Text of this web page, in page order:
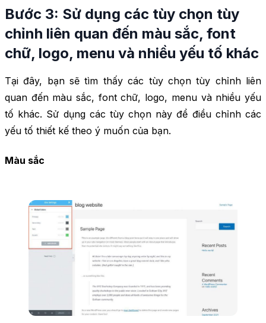
Bước 3: Sử dụng các tùy chọn tùy
chỉnh liên quan đến màu sắc, font
chữ, logo, menu và nhiều yếu tố khác
Tại đây, bạn sẽ tìm thấy các tùy chọn tùy chỉnh liên
quan đến màu sắc, font chữ, logo, menu và nhiều yếu
tố khác. Sử dụng các tùy chọn này để điều chỉnh các
yếu tố thiết kế theo ý muốn của bạn.
Màu sắc